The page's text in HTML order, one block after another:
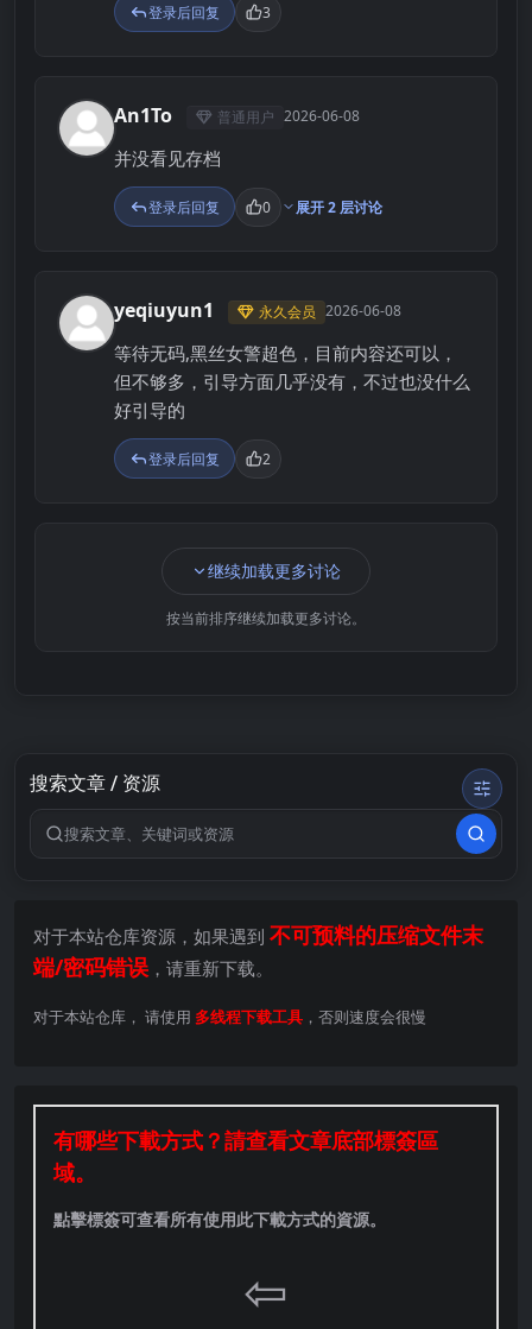
登录后回复 3
A An1To 普通用户 2026-06-08
并没看见存档
登录后回复 0 展开 2 层讨论
Y yeqiuyun1 永久会员 2026-06-08
等待无码,黑丝女警超色，目前内容还可以，
但不够多，引导方面几乎没有，不过也没什么
好引导的
登录后回复 2
继续加载更多讨论
按当前排序继续加载更多讨论。
搜索文章 / 资源
搜索关键词
对于本站仓库资源，如果遇到 不可预料的压缩文件末
端/密码错误 ，请重新下载。
对于本站仓库， 请使用 多线程下载工具 ，否则速度会很慢
有哪些下載方式？請查看文章底部標簽區
域。
點擊標簽可查看所有使用此下載方式的資源。
⇦